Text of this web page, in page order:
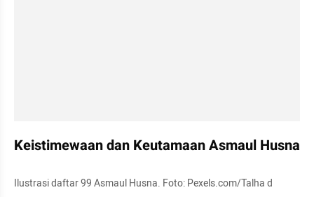
Keistimewaan dan Keutamaan Asmaul Husna
Ilustrasi daftar 99 Asmaul Husna. Foto: Pexels.com/Talha d